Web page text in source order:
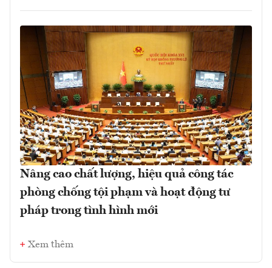
Nâng cao chất lượng, hiệu quả công tác
phòng chống tội phạm và hoạt động tư
pháp trong tình hình mới
Xem thêm